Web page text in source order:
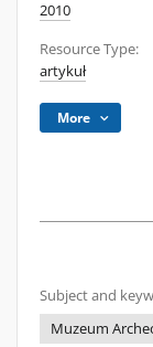
2010
Resource Type:
artykuł
More
Subject and
Muzeum